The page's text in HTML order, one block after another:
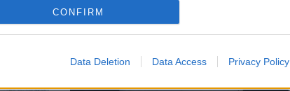
CONFIRM
Data Deletion Data Access Privacy Policy
στην
Βρήκε στο σπίτι του έναν κρυμμένο
πίνακα ζωγραφικής που μισούσε η
αξίας 6 εκατ. δολαρίων